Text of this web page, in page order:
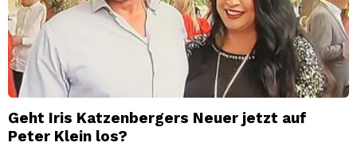
Geht Iris Katzenbergers Neuer jetzt auf
Peter Klein los?